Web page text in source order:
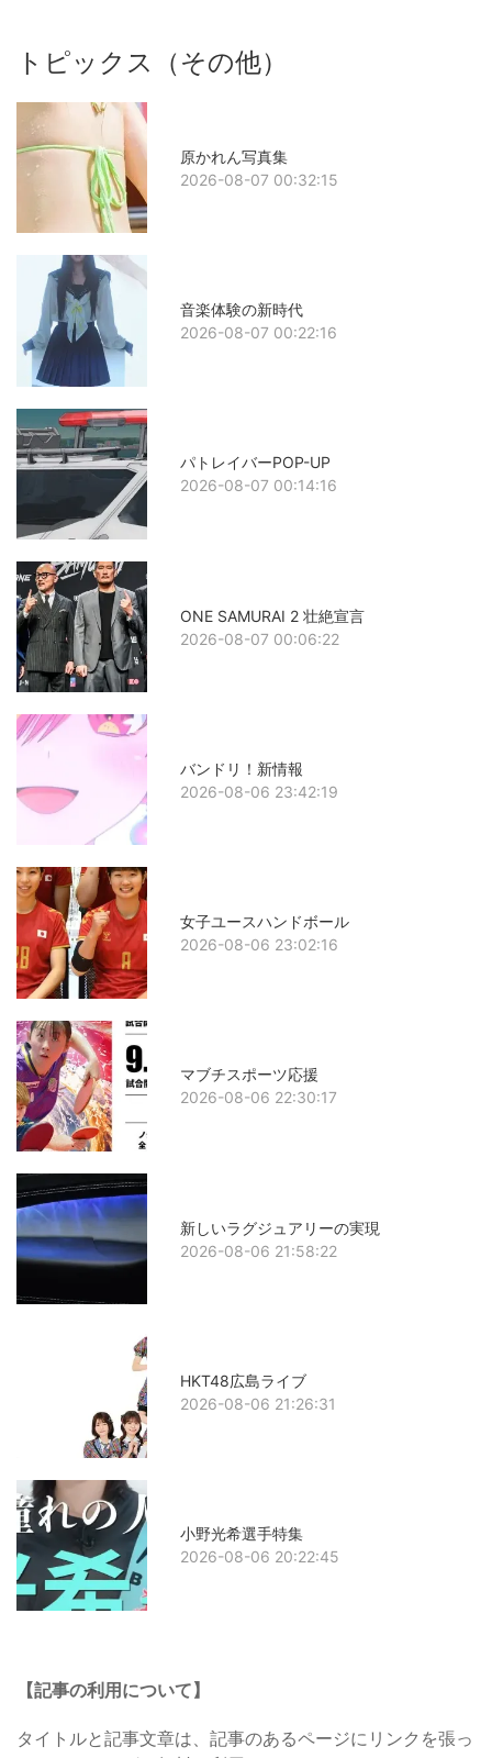
トピックス（その他）
原かれん写真集
2026-08-07 00:32:15
音楽体験の新時代
2026-08-07 00:22:16
パトレイバーPOP-UP
2026-08-07 00:14:16
ONE SAMURAI 2 壮絶宣言
2026-08-07 00:06:22
バンドリ！新情報
2026-08-06 23:42:19
女子ユースハンドボール
2026-08-06 23:02:16
マブチスポーツ応援
2026-08-06 22:30:17
新しいラグジュアリーの実現
2026-08-06 21:58:22
HKT48広島ライブ
2026-08-06 21:26:31
小野光希選手特集
2026-08-06 20:22:45
【記事の利用について】
タイトルと記事文章は、記事のあるページにリンクを張っ